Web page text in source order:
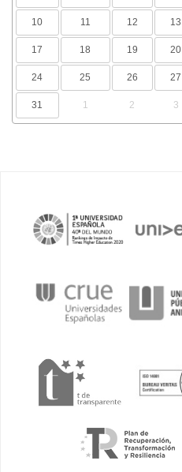
10 11 12 13
17 18 19 20
24 25 26 27
31 1 2 3